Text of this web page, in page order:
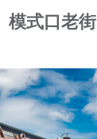
模式口老街